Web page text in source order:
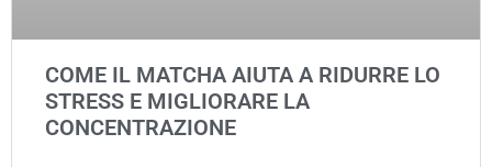
COME IL MATCHA AIUTA A RIDURRE LO
STRESS E MIGLIORARE LA
CONCENTRAZIONE